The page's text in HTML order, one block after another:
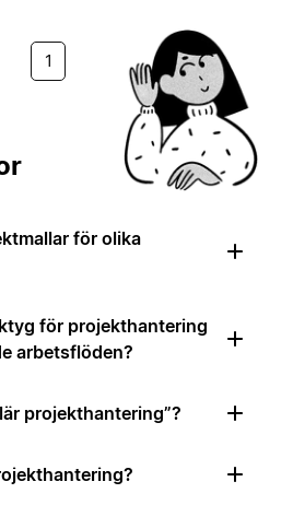
1
för olika
för projekthantering
arbetsflöden?
projekthantering”?